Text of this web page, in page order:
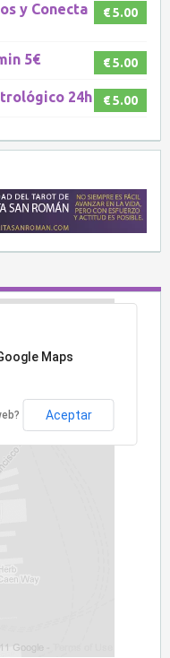
€ 5.00
y Conecta
€ 5.00
5€
€ 5.00
24h
sido encontrada.
Maps
Aceptar